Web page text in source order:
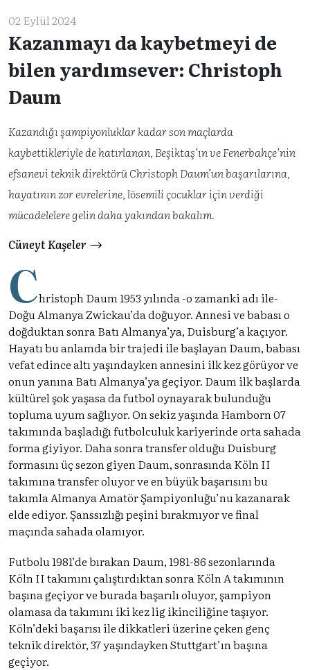
02 Eylül 2024
Kazanmayı da kaybetmeyi de
bilen yardımsever: Christoph
Daum
Kazandığı şampiyonluklar kadar son maçlarda
kaybettikleriyle de hatırlanan, Beşiktaş’ın ve Fenerbahçe’nin
efsanevi teknik direktörü Christoph Daum’un başarılarına,
hayatının zor evrelerine, lösemili çocuklar için verdiği
mücadelelere gelin daha yakından bakalım.
Cüneyt Kaşeler
Christoph Daum 1953 yılında -o zamanki adı ile-
Doğu Almanya Zwickau’da doğuyor. Annesi ve babası o
doğduktan sonra Batı Almanya’ya, Duisburg’a kaçıyor.
Hayatı bu anlamda bir trajedi ile başlayan Daum, babası
vefat edince altı yaşındayken annesini ilk kez görüyor ve
onun yanına Batı Almanya’ya geçiyor. Daum ilk başlarda
kültürel şok yaşasa da futbol oynayarak bulunduğu
topluma uyum sağlıyor. On sekiz yaşında Hamborn 07
takımında başladığı futbolculuk kariyerinde orta sahada
forma giyiyor. Daha sonra transfer olduğu Duisburg
formasını üç sezon giyen Daum, sonrasında Köln II
takımına transfer oluyor ve en büyük başarısını bu
takımla Almanya Amatör Şampiyonluğu’nu kazanarak
elde ediyor. Şanssızlığı peşini bırakmıyor ve final
maçında sahada olamıyor.
Futbolu 1981’de bırakan Daum, 1981-86 sezonlarında
Köln II takımını çalıştırdıktan sonra Köln A takımının
başına geçiyor ve burada başarılı oluyor, şampiyon
olamasa da takımını iki kez lig ikinciliğine taşıyor.
Köln’deki başarısı ile dikkatleri üzerine çeken genç
teknik direktör, 37 yaşındayken Stuttgart’ın başına
geçiyor.